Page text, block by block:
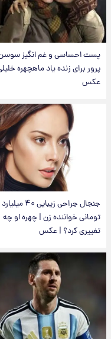
پست احساسی و غم انگیز سوسن
پرور برای زنده یاد ماهچهره خلیلی+
عکس
جنجال جراحی زیبایی ۴۰ میلیارد
تومانی خواننده زن | چهره او چه
تغییری کرد؟ | عکس